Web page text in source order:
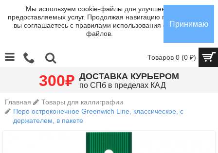
Мы используем cookie-файлы для улучшения
предоставляемых услуг. Продолжая навигацию по сайту,
вы соглашаетесь с правилами использования cookie-
файлов.
Принимаю
Товаров 0 (0 ₽)
300₽ ДОСТАВКА КУРЬЕРОМ
по СПб в пределах КАД
Главная
Товары для каллиграфии
Перо остроконечное Greenwich Line, классическое, с
держателем, в пакете